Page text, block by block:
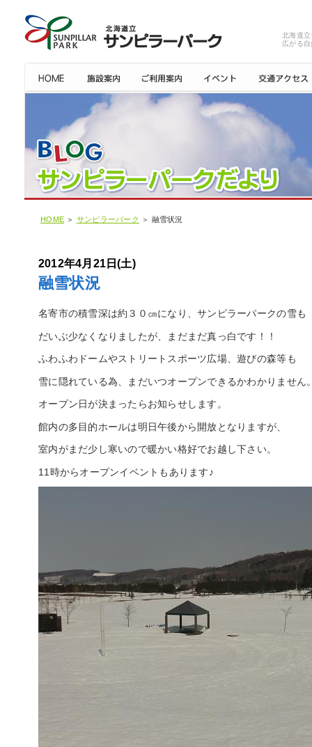
北海道
広がる
HOME ＞ サンピラーパーク ＞ 融雪状況
2012年4月21日(土)
融雪状況
名寄市の積雪深は約３０㎝になり、サンピラーパークの雪も
だいぶ少なくなりましたが、まだまだ真っ白です！！
ふわふわドームやストリートスポーツ広場、遊びの森等も
雪に隠れている為、まだいつオープンできるかわかりません
オープン日が決まったらお知らせします。
館内の多目的ホールは明日午後から開放となりますが、
室内がまだ少し寒いので暖かい格好でお越し下さい。
11時からオープンイベントもあります♪